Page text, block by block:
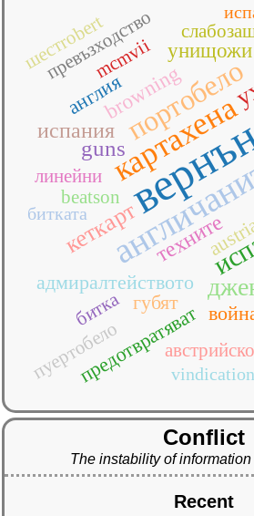
картахена
портобело
кеткарт
guns
испания
техните
browning
унищожи
адмиралтейството
англия
губят
предотвратяват
beatson
mcmvii
битка
линейни
превъзходство
пуертобело
шестrobert
vindication
битката
Conflict
The instability of information
Recent